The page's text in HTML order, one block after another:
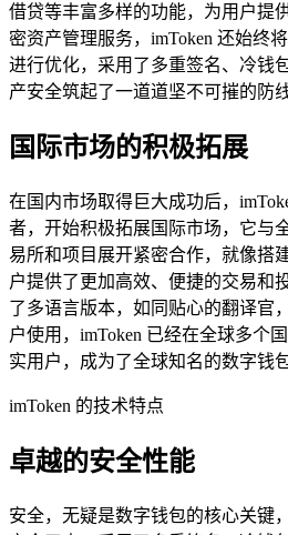
借贷等丰富多样的功能，为用户提
密资产管理服务，imToken 还始终
进行优化，采用了多重签名、冷钱
产安全筑起了一道道坚不可摧的防线
国际市场的积极拓展
在国内市场取得巨大成功后，
者，开始积极拓展国际市场，它与
易所和项目展开紧密合作，就像搭
户提供了更加高效、便捷的交易和
了多语言版本，如同贴心的翻译官
户使用，imToken 已经在全球多个
实用户，成为了全球知名的数字钱
imToken 的技术特点
卓越的安全性能
安全，无疑是数字钱包的核心关键